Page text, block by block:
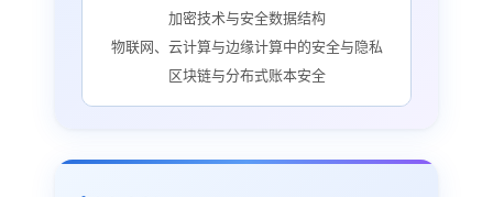
加密技术与安全数据结构
物联网、云计算与边缘计算中的安全与隐私
区块链与分布式账本安全